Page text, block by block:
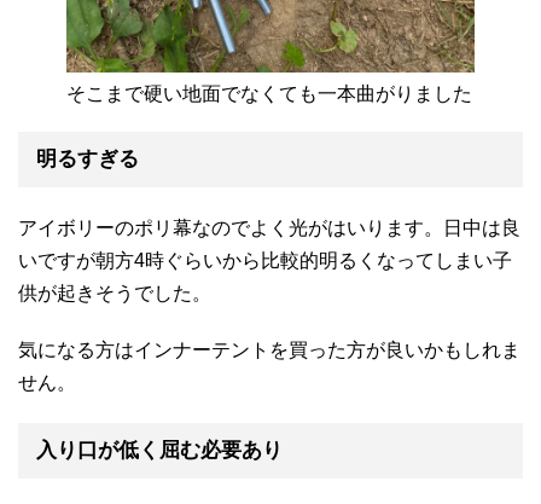
そこまで硬い地面でなくても一本曲がりました
明るすぎる
アイボリーのポリ幕なのでよく光がはいります。日中は良
いですが朝方4時ぐらいから比較的明るくなってしまい子
供が起きそうでした。
気になる方はインナーテントを買った方が良いかもしれま
せん。
入り口が低く屈む必要あり